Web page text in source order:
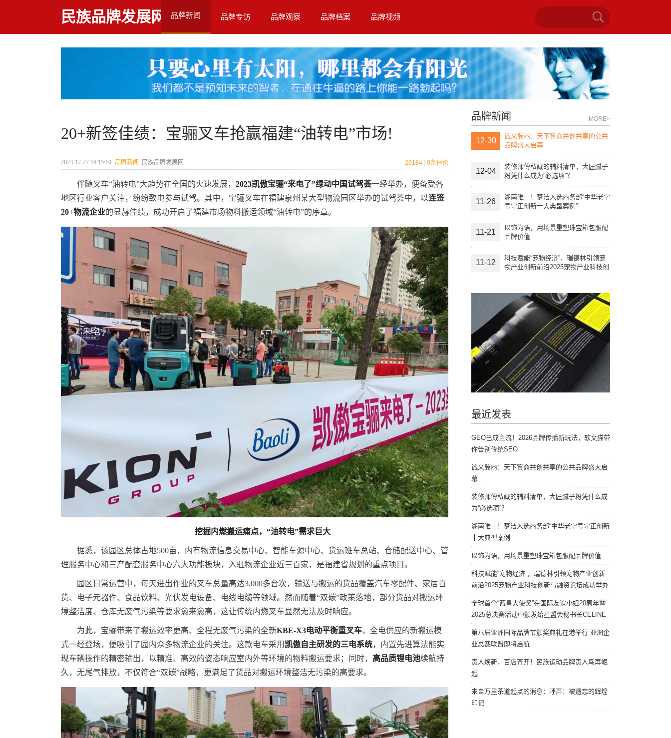
民族品牌发展网 品牌新闻 品牌专访 品牌观察 品牌档案 品牌视频
20+新签佳绩：宝骊叉车抢赢福建“油转电”市场!
2023-12-27 16:15:10 品牌新闻 民族品牌发展网 26184 0条评论
伴随叉车“油转电”大趋势在全国的火速发展， 2023凯傲宝骊“来电了”绿动中国试驾荟一经举办，便备受各
地区行业客户关注，纷纷致电参与试驾。其中，宝骊叉车在福建泉州某大型物流园区举办的试驾荟中，以连签
20+物流企业的显赫佳绩，成功开启了福建市场物料搬运领域“油转电”的序章。
挖掘内燃搬运痛点，“油转电”需求巨大
据悉，该园区总体占地500亩，内有物流信息交易中心、智能车源中心、货运班车总站、仓储配送中心、管
理服务中心和三产配套服务中心六大功能板块，入驻物流企业近三百家，是福建省规划的重点项目。
园区日常运营中，每天进出作业的叉车总量高达3,000多台次，输送与搬运的货品覆盖汽车零配件、家居百
货、电子元器件、食品饮料、光伏发电设备、电线电缆等领域。然而随着“双碳”政策落地，部分货品对搬运环
境整洁度、仓库无废气污染等要求愈来愈高，这让传统内燃叉车显然无法及时响应。
为此，宝骊带来了搬运效率更高、全程无废气污染的全新KBE-X3电动平衡重叉车，全电供应的新搬运模
式一经登场，便吸引了园内众多物流企业的关注。这款电车采用 凯傲自主研发的三电系统，内置先进算法能实
现车辆操作的精密输出，以精准、高效的姿态响应室内外等环境的物料搬运要求；同时， 高品质锂电池续航持
久，无尾气排放，不仅符合“双碳”战略，更满足了货品对搬运环境整洁无污染的高要求。
品牌新闻 MORE>
12-30
诚义冀商：天下冀商共创共享的公共
品牌盛大启幕
12-04
装修师傅私藏的辅料清单，大匠腻子
粉凭什么成为“必选项”？
11-26
湖南唯一！梦洁入选商务部“中华老字
号守正创新十大典型案例”
11-21
以饰为语，用场景重塑珠宝箱包服配
品牌价值
11-12
科技赋能“宠物经济”，瑞德林引领宠
物产业创新前沿2025宠物产业科技创
新与融资论坛成功举办
最近发表
GEO已成主流！2026品牌传播新玩法，软文猫带
你告别传统SEO
诚义冀商：天下冀商共创共享的公共品牌盛大启
幕
装修师傅私藏的辅料清单，大匠腻子粉凭什么成
为“必选项”？
湖南唯一！梦洁入选商务部“中华老字号守正创新
十大典型案例”
以饰为语，用场景重塑珠宝箱包服配品牌价值
科技赋能“宠物经济”，瑞德林引领宠物产业创新
前沿2025宠物产业科技创新与融资论坛成功举办
全球首个“蓝星大使奖”在国际友谊小姐20周年暨
2025总决赛活动中颁发给星盟会秘书长CELINE
第八届亚洲国际品牌节颁奖典礼在港举行 亚洲企
业总裁联盟即将启航
贵人焕新，百店齐开！民族运动品牌贵人鸟再崛
起
来自万里茶道起点的消息：呼声：被遗忘的辉煌
印记